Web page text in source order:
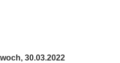
30.03.2022